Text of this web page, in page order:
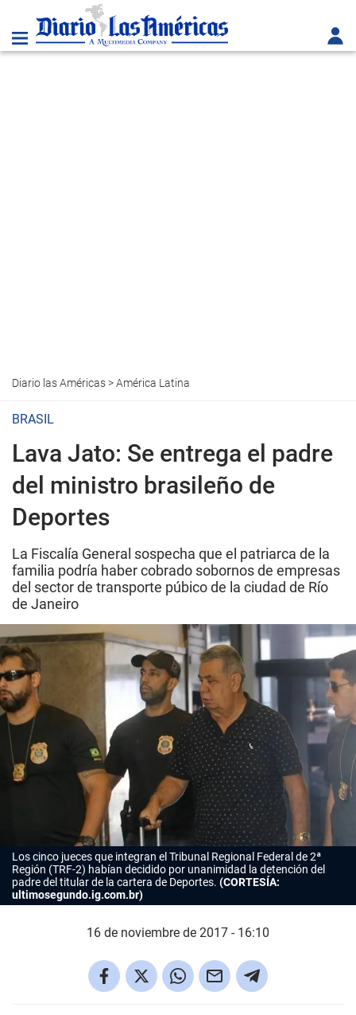
Diario las Américas>América Latina
BRASIL
Lava Jato: Se entrega el padre
del ministro brasileño de
Deportes
La Fiscalía General sospecha que el patriarca de la
familia podría haber cobrado sobornos de empresas
del sector de transporte púbico de la ciudad de Río
de Janeiro
Los cinco jueces que integran el Tribunal Regional Federal de 2ª
Región (TRF-2) habían decidido por unanimidad la detención del
padre del titular de la cartera de Deportes. (CORTESÍA:
ultimosegundo.ig.com.br)
16 de noviembre de 2017 - 16:10